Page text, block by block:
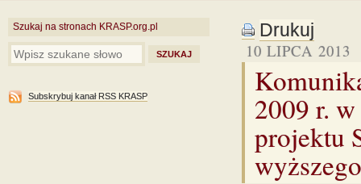
Szukaj na stronach KRASP.org.pl
Subskrybuj kanał RSS KRASP
Drukuj
10 LIPCA 2013
2009 r.
projektu